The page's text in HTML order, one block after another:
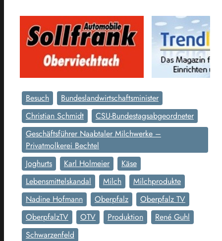
Besuch
Bundeslandwirtschaftsminister
Christian Schmidt
CSU-Bundestagsabgeordneter
Geschäftsführer Naabtaler Milchwerke –
Privatmolkerei Bechtel
Joghurts
Karl Holmeier
Käse
Lebensmittelskandal
Milch
Milchprodukte
Nadine Hofmann
Oberpfalz
Oberpfalz TV
OberpfalzTV
OTV Produktion
René Guhl
Schwarzenfeld